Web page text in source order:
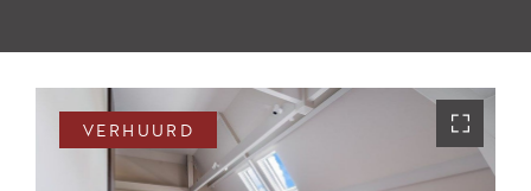
VERHUURD
Shortstay
Verkocht
Verhuurd